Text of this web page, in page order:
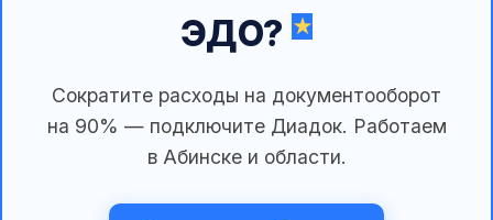
ЭДО?
Сократите расходы на документооборот
на 90% — подключите Диадок. Работаем
в Абинске и области.